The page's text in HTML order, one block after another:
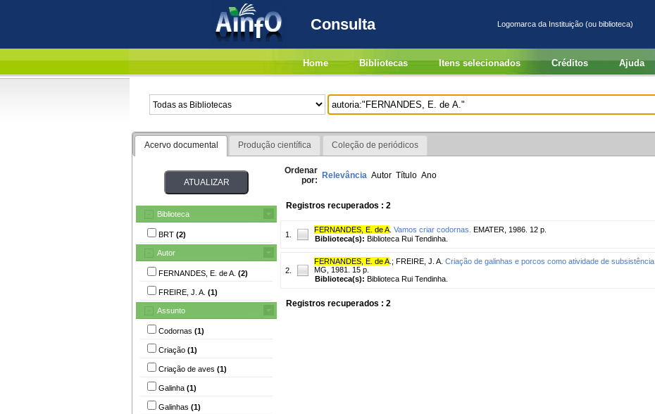
Consulta Logomarca da Instituição (ou biblioteca)
Home Bibliotecas Itens selecionados Créditos Ajuda
Acervo documental Produção científica Coleção de periódicos
Biblioteca
BRT (2)
Autor
FERNANDES, E. de A. (2)
FREIRE, J. A. (1)
Assunto
Codornas (1)
Criação (1)
Criação de aves (1)
Galinha (1)
Galinhas (1)
Ordenar
por: Relevância Autor Título Ano
Registros recuperados : 2
1.
FERNANDES, E. de A Vamos criar codornas. EMATER, 1986. 12 p.
Biblioteca(s): Biblioteca Rui Tendinha.
2.
FERNANDES, E. de A ; FREIRE, J. A. Criação de galinhas e porcos como atividade de subsistência.
MG, 1981. 15 p.
Biblioteca(s): Biblioteca Rui Tendinha.
Registros recuperados : 2